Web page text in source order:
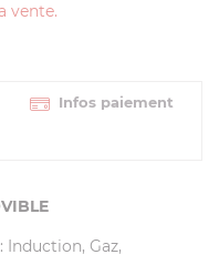
vente.
Infos paiement
Induction, Gaz,